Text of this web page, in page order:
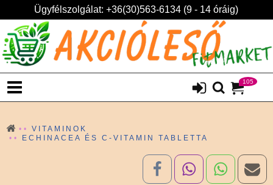
Ügyfélszolgálat: +36(30)563-6134 (9 - 14 óráig)
105
VITAMINOK
ECHINACEA ÉS C-VITAMIN TABLETTA